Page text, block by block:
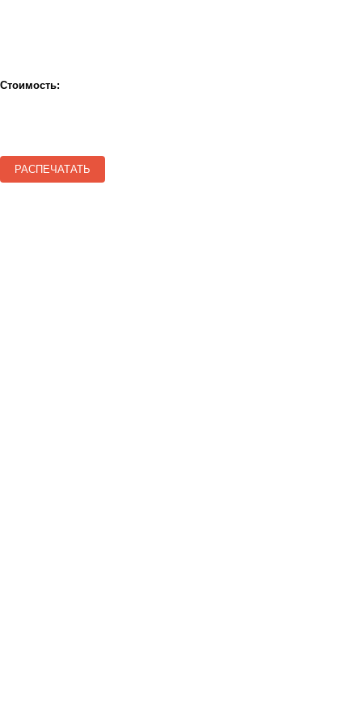
Стоимость:
РАСПЕЧАТАТЬ